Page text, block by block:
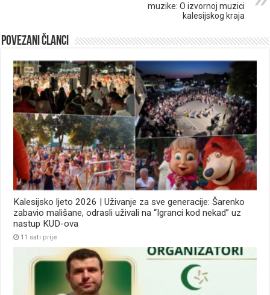
muzike: O izvornoj muzici
kalesijskog kraja
Povezani članci
Kalesijsko ljeto 2026 | Uživanje za sve generacije: Šarenko
zabavio mališane, odrasli uživali na “Igranci kod nekad” uz
nastup KUD-ova
11 sati prije